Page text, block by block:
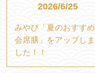
2026/6/25
みやび「夏のおすすめ
会席膳」をアップしま
した！！